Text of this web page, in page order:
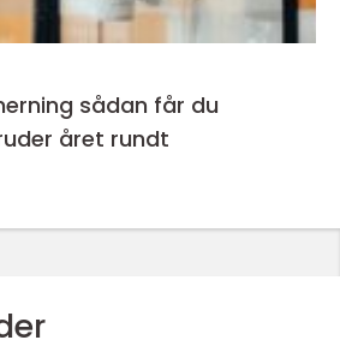
får du
året rundt